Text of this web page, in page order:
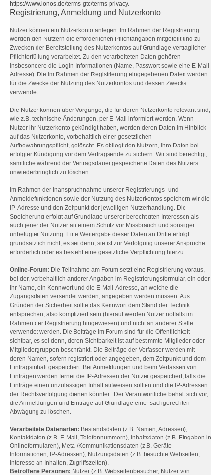
https://www.ionos.de/terms-gtc/terms-privacy.
Registrierung, Anmeldung und Nutzerkonto
Nutzer können ein Nutzerkonto anlegen. Im Rahmen der Registrierung
werden den Nutzern die erforderlichen Pflichtangaben mitgeteilt und zu
Zwecken der Bereitstellung des Nutzerkontos auf Grundlage vertraglicher
Pflichterfüllung verarbeitet. Zu den verarbeiteten Daten gehören
insbesondere die Login-Informationen (Name, Passwort sowie eine E-Mail-
Adresse). Die im Rahmen der Registrierung eingegebenen Daten werden
für die Zwecke der Nutzung des Nutzerkontos und dessen Zwecks
verwendet.
Die Nutzer können über Vorgänge, die für deren Nutzerkonto relevant sind,
wie z.B. technische Änderungen, per E-Mail informiert werden. Wenn
Nutzer ihr Nutzerkonto gekündigt haben, werden deren Daten im Hinblick
auf das Nutzerkonto, vorbehaltlich einer gesetzlichen
Aufbewahrungspflicht, gelöscht. Es obliegt den Nutzern, ihre Daten bei
erfolgter Kündigung vor dem Vertragsende zu sichern. Wir sind berechtigt,
sämtliche während der Vertragsdauer gespeicherte Daten des Nutzers
unwiederbringlich zu löschen.
Im Rahmen der Inanspruchnahme unserer Registrierungs- und
Anmeldefunktionen sowie der Nutzung des Nutzerkontos speichern wir die
IP-Adresse und den Zeitpunkt der jeweiligen Nutzerhandlung. Die
Speicherung erfolgt auf Grundlage unserer berechtigten Interessen als
auch jener der Nutzer an einem Schutz vor Missbrauch und sonstiger
unbefugter Nutzung. Eine Weitergabe dieser Daten an Dritte erfolgt
grundsätzlich nicht, es sei denn, sie ist zur Verfolgung unserer Ansprüche
erforderlich oder es besteht eine gesetzliche Verpflichtung hierzu.
Online-Forum: Die Teilnahme am Forum setzt eine Registrierung voraus,
bei der, vorbehaltlich anderer Angaben im Registrierungsformular, ein oder
Ihr Name, ein Kennwort und die E-Mail-Adresse, an welche die
Zugangsdaten versendet werden, angegeben werden müssen. Aus
Gründen der Sicherheit sollte das Kennwort dem Stand der Technik
entsprechen, also kompliziert sein (hierauf werden Nutzer notfalls im
Rahmen der Registrierung hingewiesen) und nicht an anderer Stelle
verwendet werden. Die Beiträge im Forum sind für die Öffentlichkeit
sichtbar, es sei denn, deren Sichtbarkeit ist auf bestimmte Mitglieder oder
Mitgliedergruppen beschränkt. Die Beiträge der Verfasser werden mit
deren Namen, sofern registriert oder angegeben, dem Zeitpunkt und dem
Eintragsinhalt gespeichert. Bei Anmeldungen und beim Verfassen von
Einträgen werden ferner die IP-Adressen der Nutzer gespeichert, falls die
Einträge einen unzulässigen Inhalt aufweisen sollten und die IP-Adressen
der Rechtsverfolgung dienen könnten. Der Verantwortliche behält sich vor,
die Anmeldungen und Einträge auf Grundlage einer sachgerechten
Abwägung zu löschen.
Verarbeitete Datenarten: Bestandsdaten (z.B. Namen, Adressen),
Kontaktdaten (z.B. E-Mail, Telefonnummern), Inhaltsdaten (z.B. Eingaben in
Onlineformularen), Meta-/Kommunikationsdaten (z.B. Geräte-
Informationen, IP-Adressen), Nutzungsdaten (z.B. besuchte Webseiten,
Interesse an Inhalten, Zugriffszeiten).
Betroffene Personen: Nutzer (z.B. Webseitenbesucher, Nutzer von